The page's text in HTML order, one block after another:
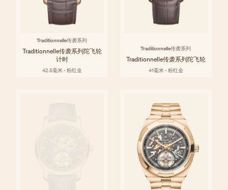
Traditionnelle传袭系列
Traditionnelle传袭系列陀飞轮
计时
42.5毫米 - 粉红金
Traditionnelle传袭系列
Traditionnelle传袭系列陀飞轮
41毫米 - 粉红金